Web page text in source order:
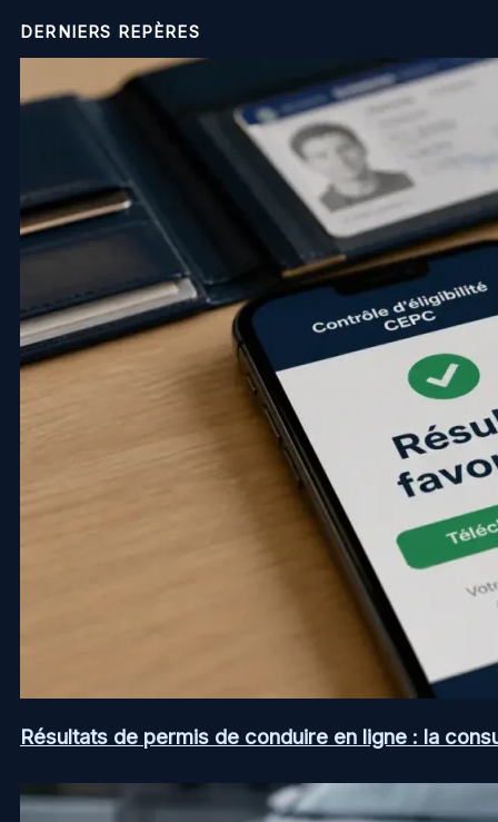
DERNIERS REPÈRES
Résultats de permis de conduire en ligne : la